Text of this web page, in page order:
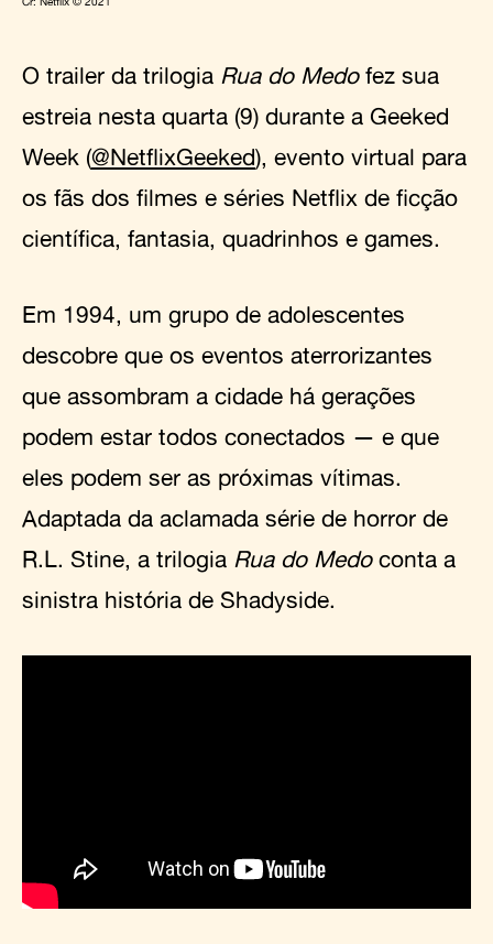
O trailer da trilogia Rua do Medofez sua
estreia nesta quarta (9) durante a Geeked
Week (@NetflixGeeked), evento virtual para
os fãs dos filmes e séries Netflix de ficção
científica, fantasia, quadrinhos e games.
Em 1994, um grupo de adolescentes
descobre que os eventos aterrorizantes
que assombram a cidade há gerações
podem estar todos conectados — e que
eles podem ser as próximas vítimas.
Adaptada da aclamada série de horror de
R.L. Stine, a trilogia Rua do Medoconta a
sinistra história de Shadyside.